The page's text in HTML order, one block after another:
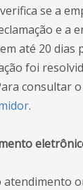
se a
e a
até 20 dias
foi
consultar
.